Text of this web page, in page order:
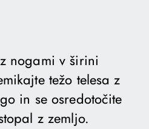
nogami v širini
težo telesa z
in se osredotočite
z zemljo.